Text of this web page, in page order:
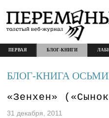
ПЕРВАЯ БЛОГ-КНИГИ
БЛОГ-КНИГА
«Зенхен»
31 декабря, 2011